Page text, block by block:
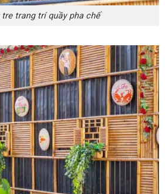
tre trang trí quầy pha chế